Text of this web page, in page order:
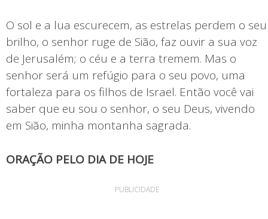
O sol e a lua escurecem, as estrelas perdem o seu
brilho, o senhor ruge de Sião, faz ouvir a sua voz
de Jerusalém; o céu e a terra tremem. Mas o
senhor será um refúgio para o seu povo, uma
fortaleza para os filhos de Israel. Então você vai
saber que eu sou o senhor, o seu Deus, vivendo
em Sião, minha montanha sagrada.
ORAÇÃO PELO DIA DE HOJE
PUBLICIDADE